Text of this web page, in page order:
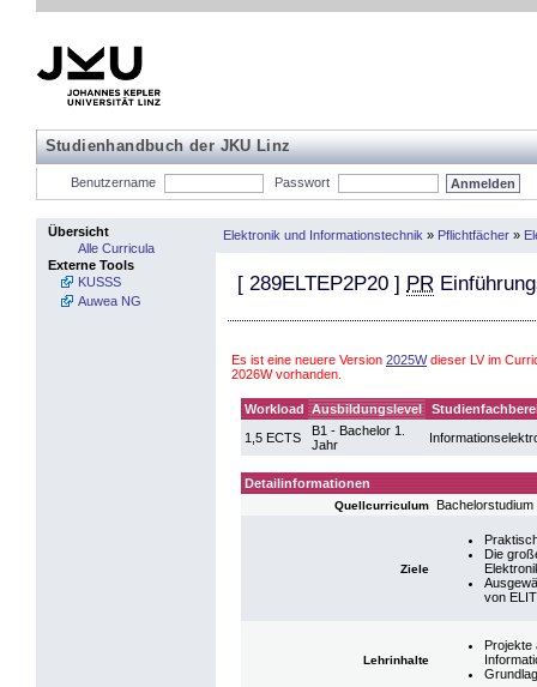
Studienhandbuch der JKU Linz
Benutzername Passwort
Übersicht
Alle Curricula
Externe Tools
KUSSS
Auwea NG
Elektronik und Informationstechnik » Pflichtfächer »
[ 289ELTEP2P20 ] PR
Es ist eine neuere Version 2025Wdieser LV im
2026W vorhanden.
Workload Ausbildungslevel
1,5 ECTS
B1 - Bachelor 1.
Jahr
Detailinformationen
Quellcurriculum
Ziele
Die
von
Lehrinhalte
Projekte